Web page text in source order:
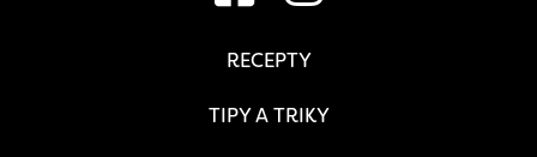
RECEPTY
TIPY A TRIKY